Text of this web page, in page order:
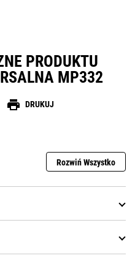
PRODUKTU
MP332
print DRUKUJ
Rozwiń Wszystko